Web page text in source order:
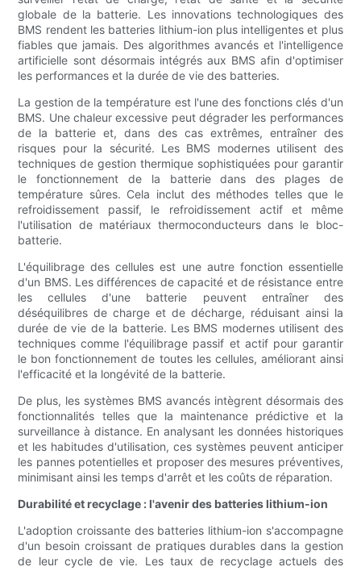
globale de la batterie. Les innovations technologiques des
BMS rendent les batteries lithium-ion plus intelligentes et plus
fiables que jamais. Des algorithmes avancés et l'intelligence
artificielle sont désormais intégrés aux BMS afin d'optimiser
les performances et la durée de vie des batteries.
La gestion de la température est l'une des fonctions clés d'un
BMS. Une chaleur excessive peut dégrader les performances
de la batterie et, dans des cas extrêmes, entraîner des
risques pour la sécurité. Les BMS modernes utilisent des
techniques de gestion thermique sophistiquées pour garantir
le fonctionnement de la batterie dans des plages de
température sûres. Cela inclut des méthodes telles que le
refroidissement passif, le refroidissement actif et même
l'utilisation de matériaux thermoconducteurs dans le bloc-
batterie.
L'équilibrage des cellules est une autre fonction essentielle
d'un BMS. Les différences de capacité et de résistance entre
les cellules d'une batterie peuvent entraîner des
déséquilibres de charge et de décharge, réduisant ainsi la
durée de vie de la batterie. Les BMS modernes utilisent des
techniques comme l'équilibrage passif et actif pour garantir
le bon fonctionnement de toutes les cellules, améliorant ainsi
l'efficacité et la longévité de la batterie.
De plus, les systèmes BMS avancés intègrent désormais des
fonctionnalités telles que la maintenance prédictive et la
surveillance à distance. En analysant les données historiques
et les habitudes d'utilisation, ces systèmes peuvent anticiper
les pannes potentielles et proposer des mesures préventives,
minimisant ainsi les temps d'arrêt et les coûts de réparation.
Durabilité et recyclage : l'avenir des batteries lithium-ion
L'adoption croissante des batteries lithium-ion s'accompagne
d'un besoin croissant de pratiques durables dans la gestion
de leur cycle de vie. Les taux de recyclage actuels des